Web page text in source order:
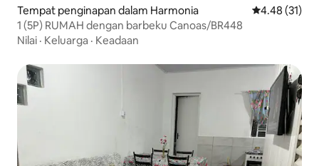
Tempat penginapan dalam Harmonia Penarafan
4.48 (31)
1 (5P) RUMAH dengan barbeku Canoas/BR448
Nilai · Keluarga · Keadaan